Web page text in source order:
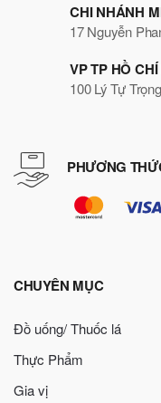
CHI NHÁNH
17 Nguyễn
VP TP HỒ
100 Lý Tự
PHƯƠNG
CHUYÊN MỤC
Đồ uống/ Thuốc lá
Thực Phẩm
Gia vị